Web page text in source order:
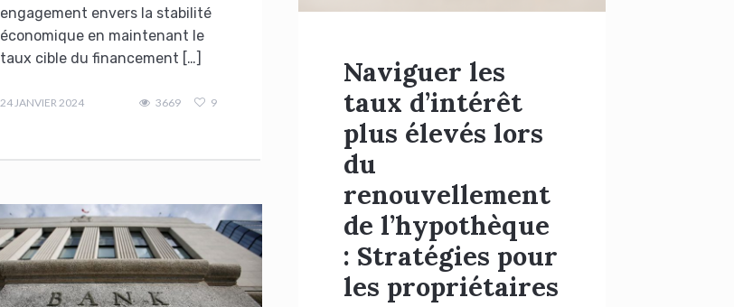
engagement envers la stabilité
économique en maintenant le
taux cible du financement […]
24 JANVIER 2024 3669 9
Naviguer les
taux d’intérêt
plus élevés lors
du
renouvellement
de l’hypothèque
: Stratégies pour
les propriétaires